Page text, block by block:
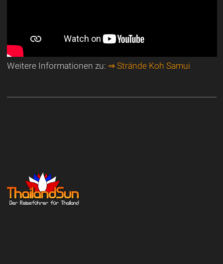
Weitere Informationen zu: ⇒ Strände Koh Samui